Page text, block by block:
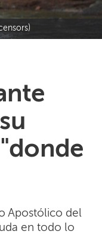
Apostólico del
en todo lo